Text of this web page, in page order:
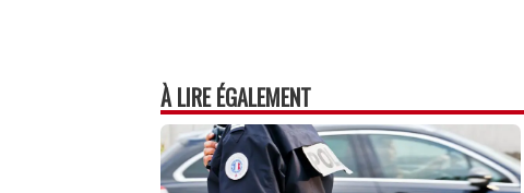
À LIRE ÉGALEMENT